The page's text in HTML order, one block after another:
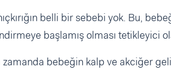
belli bir sebebi yok. Bu,
başlamış olması tetikleyici
zamanda bebeğin kalp ve akciğer